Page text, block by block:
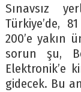
Sınavsız
Türkiye’de,
200’e yakın
sorun şu,
Elektronik’e
gidecek. Bu